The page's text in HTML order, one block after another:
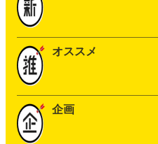
オススメ
企画